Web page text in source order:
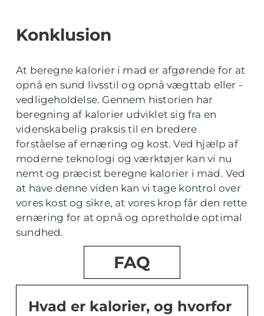
Konklusion
At beregne kalorier i mad er afgørende for at
opnå en sund livsstil og opnå vægttab eller -
vedligeholdelse. Gennem historien har
beregning af kalorier udviklet sig fra en
videnskabelig praksis til en bredere
forståelse af ernæring og kost. Ved hjælp af
moderne teknologi og værktøjer kan vi nu
nemt og præcist beregne kalorier i mad. Ved
at have denne viden kan vi tage kontrol over
vores kost og sikre, at vores krop får den rette
ernæring for at opnå og opretholde optimal
sundhed.
FAQ
Hvad er kalorier, og hvorfor